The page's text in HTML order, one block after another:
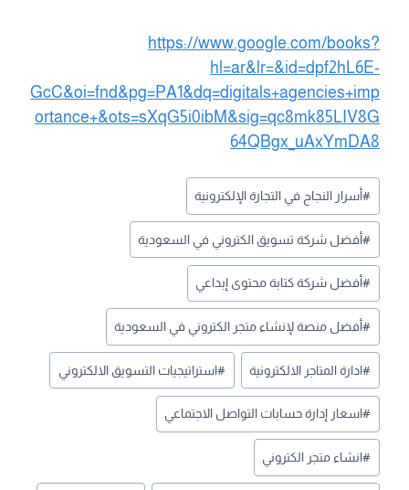
https://www.google.com/books?
hl=ar&lr=&id=dpf2hL6E-
GcC&oi=fnd&pg=PA1&dq=digitals+agencies+imp
ortance+&ots=sXqG5i0ibM&sig=qc8mk85LIV8G
64QBgx_uAxYmDA8
#أسرار النجاح في التجارة الإلكترونية
#أفضل شركة تسويق الكتروني في السعودية
#أفضل شركة كتابة محتوى إبداعي
#أفضل منصة لإنشاء متجر الكتروني في السعودية
#ادارة المتاجر الالكترونية #استراتيجيات التسويق الالكتروني
#اسعار إدارة حسابات التواصل الاجتماعي
#انشاء متجر الكتروني